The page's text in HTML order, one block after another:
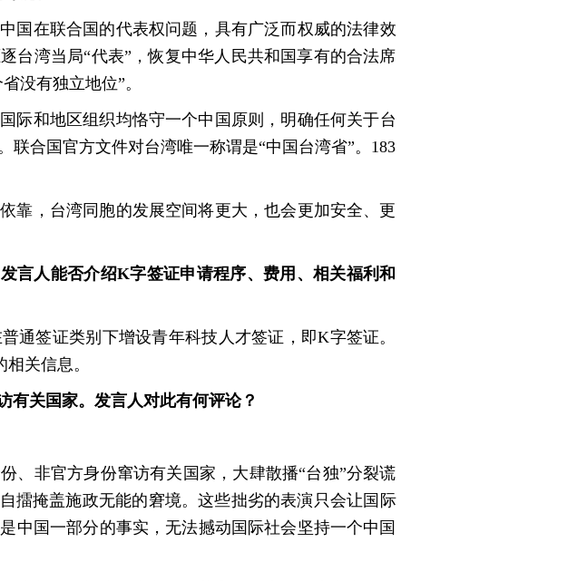
国在联合国的代表权问题，具有广泛而权威的法律效
台湾当局“代表”，恢复中华人民共和国享有的合法席
没有独立地位”。
际和地区组织均恪守一个中国原则，明确任何关于台
合国官方文件对台湾唯一称谓是“中国台湾省”。183
靠，台湾同胞的发展空间将更大，也会更加安全、更
言人能否介绍K字签证申请程序、费用、相关福利和
通签证类别下增设青年科技人才签证，即K字签证。
关信息。
有关国家。发言人对此有何评论？
、非官方身份窜访有关国家，大肆散播“台独”分裂谎
擂掩盖施政无能的窘境。这些拙劣的表演只会让国际
中国一部分的事实，无法撼动国际社会坚持一个中国